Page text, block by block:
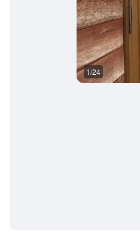
1/24